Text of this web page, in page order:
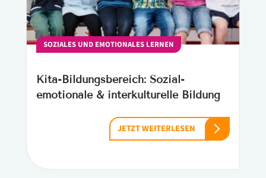
SOZIALES UND EMOTIONALES LERNEN
Kita-Bildungsbereich: Sozial-
emotionale & interkulturelle Bildung
JETZT WEITERLESEN